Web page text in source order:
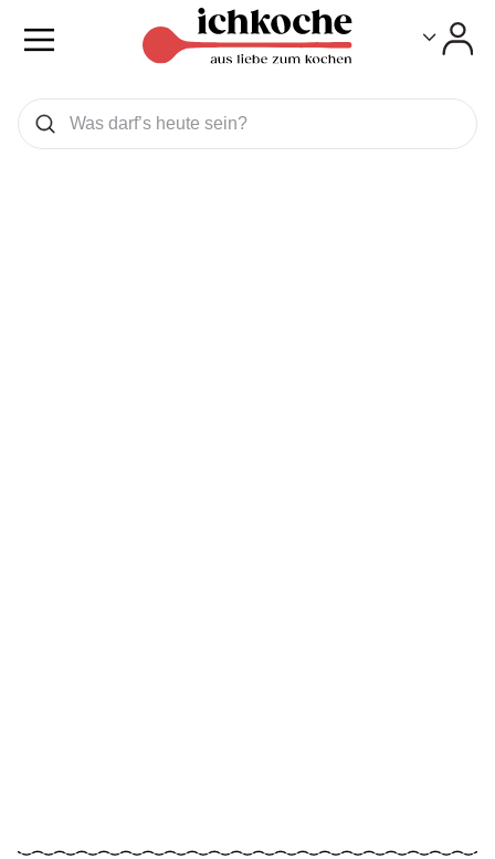
Was wollen Sie suchen
Suchen